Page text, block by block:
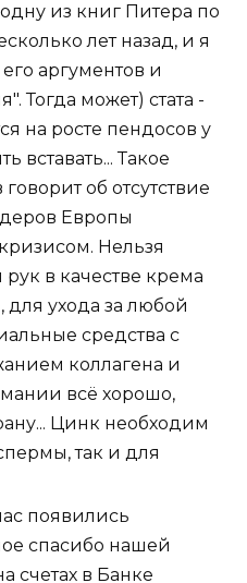
из книг Питера по
лет назад, и я
аргументов и
Тогда может) стата -
на росте пендосов у
вставать... Такое
об отсутствие
Европы
Нельзя
в качестве крема
ухода за любой
средства с
коллагена и
всё хорошо,
Цинк необходим
так и для
появились
спасибо нашей
счетах в Банке